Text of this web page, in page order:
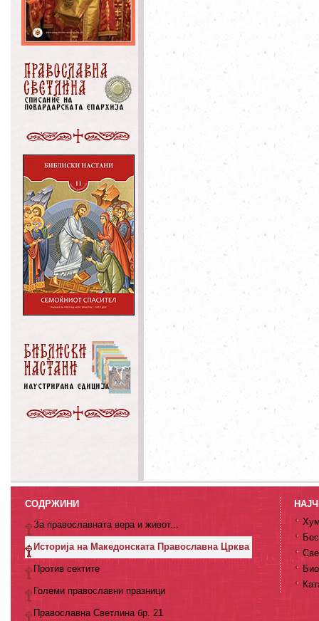
СОДРЖИНИ
За православната вера и живот...
Историја на Македонската Православна Црква
Против сектите
Големи православни празници
Православна Светлина бр. 21